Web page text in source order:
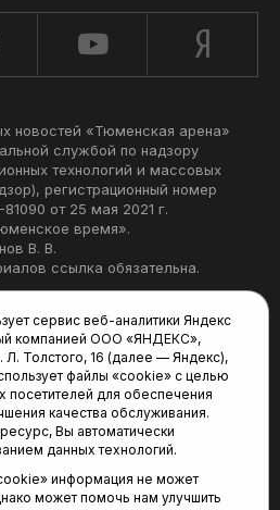
новостей «Тюменская арена»
службой по надзору
технологий и массовых
регистрационный номер
от 25 мая 2021 г.
время».
В. В.
ссылка обязательна.
28А
сервис веб-аналитики Яндекс
компанией ООО «ЯНДЕКС»,
Л. Толстого, 16 (далее — Яндекс),
файлы «cookie» с целью
посетителей для обеспечения
качества обслуживания.
Вы автоматически
данных технологий.
информация не может
может помочь нам улучшить